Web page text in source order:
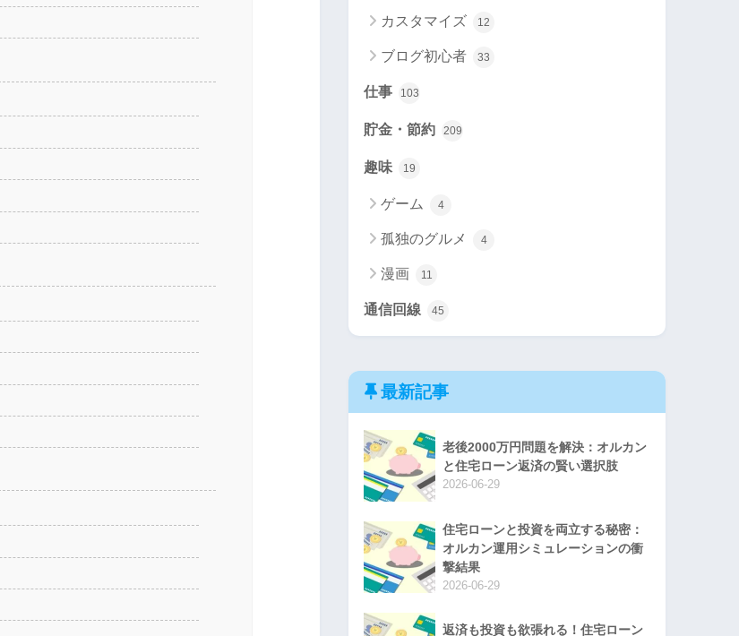
カスタマイズ 12
ブログ初心者 33
仕事 103
貯金・節約 209
趣味 19
ゲーム 4
孤独のグルメ 4
漫画 11
通信回線 45
最新記事
老後2000万円問題を解決：オルカン
と住宅ローン返済の賢い選択肢
2026-06-29
住宅ローンと投資を両立する秘密：
オルカン運用シミュレーションの衝
撃結果
2026-06-29
返済も投資も欲張れる！住宅ローン